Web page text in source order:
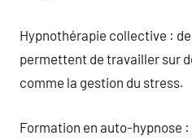
Hypnothérapie collective :
permettent de travailler sur
comme la gestion du stress.
Formation en auto-hypnose